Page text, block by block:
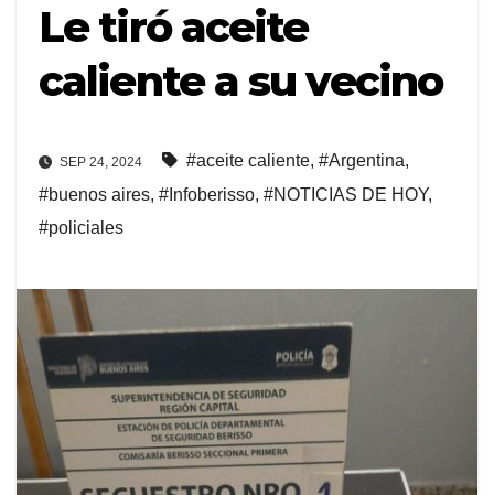
Le tiró aceite
caliente a su vecino
SEP 24, 2024 #aceite caliente, #Argentina,
#buenos aires, #Infoberisso, #NOTICIAS DE HOY,
#policiales